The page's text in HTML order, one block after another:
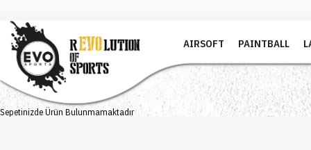
AIRSOFT PAINTBALL
Sepetinizde Ürün Bulunmamaktadır